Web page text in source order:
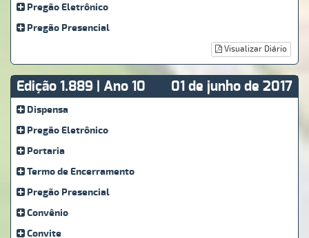
Pregão Eletrônico
Pregão Presencial
Visualizar Diário
Edição 1.889 | Ano 10 01 de junho de 2017
Dispensa
Pregão Eletrônico
Portaria
Termo de Encerramento
Pregão Presencial
Convênio
Convite